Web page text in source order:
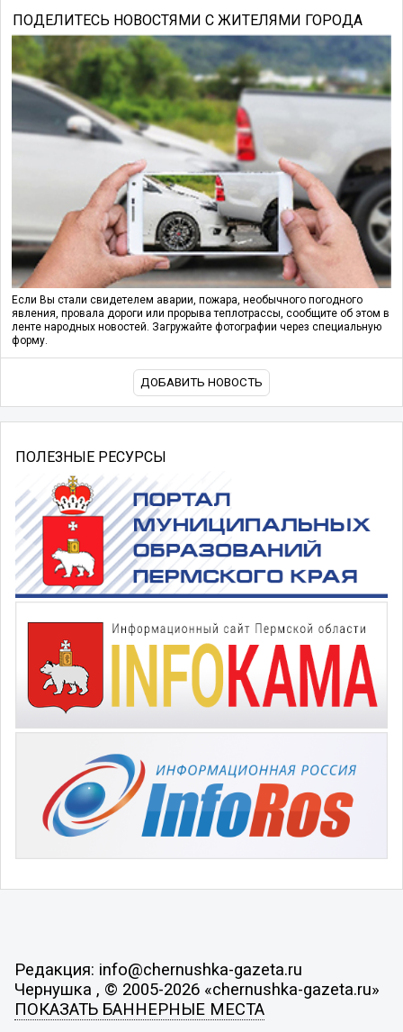
ПОДЕЛИТЕСЬ НОВОСТЯМИ С ЖИТЕЛЯМИ ГОРОДА
Если Вы стали свидетелем аварии, пожара, необычного погодного
явления, провала дороги или прорыва теплотрассы, сообщите об этом в
ленте народных новостей. Загружайте фотографии через специальную
форму.
ДОБАВИТЬ НОВОСТЬ
ПОЛЕЗНЫЕ РЕСУРСЫ
Редакция: info@chernushka-gazeta.ru
Чернушка , © 2005-2026 «chernushka-gazeta.ru»
ПОКАЗАТЬ БАННЕРНЫЕ МЕСТА